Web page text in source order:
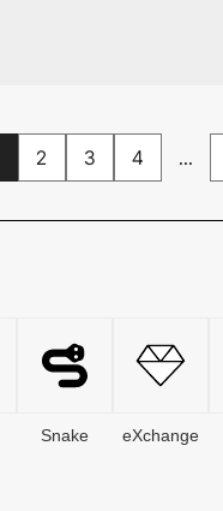
2 3 4 ...
Snake eXchange